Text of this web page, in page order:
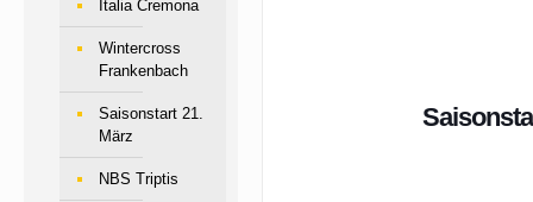
Italia Cremona
Wintercross
Frankenbach
Saisonstart 21.
März
NBS Triptis